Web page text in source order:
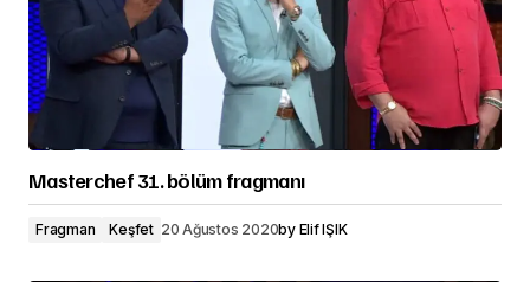
Masterchef 31. bölüm fragmanı
Fragman Keşfet 20 Ağustos 2020by Elif IŞIK